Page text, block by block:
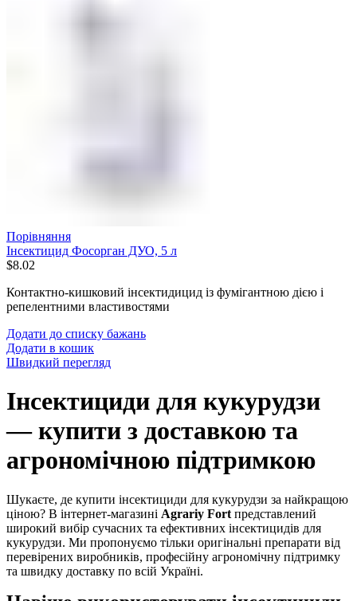
Інсектициди для кукурудзи
— купити з доставкою та
агрономічною підтримкою
Шукаєте, де купити інсектициди для кукурудзи за найкращою
ціною? В інтернет-магазині Agrariy Fort представлений
широкий вибір сучасних та ефективних інсектицидів для
кукурудзи. Ми пропонуємо тільки оригінальні препарати від
перевірених виробників, професійну агрономічну підтримку
та швидку доставку по всій Україні.
Порівняння
Інсектицид Фосорган ДУО, 5 л
$8.02
Контактно-кишковий інсектидицид із фумігантною дією і
репелентними властивостями
Додати до списку бажань
Додати в кошик
Швидкий перегляд